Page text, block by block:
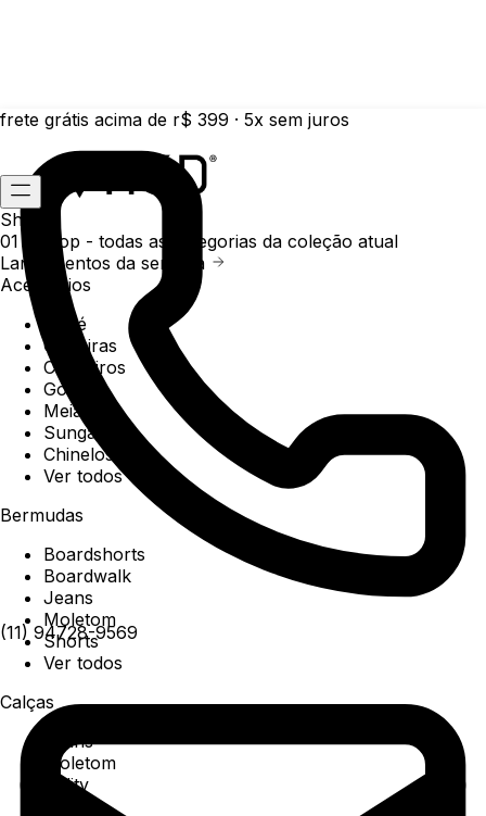
frete grátis acima de r$ 399 · 5x sem juros
(11) 94728-9569
Shop
01 /
Shop - todas as categorias da coleção atual
Lançamentos da semana
Acessórios
Boné
Carteiras
Chaveiros
Gorros
Meias
Sunga
Chinelos
Ver todos
Bermudas
Boardshorts
Boardwalk
Jeans
Moletom
Shorts
Ver todos
Calças
Jeans
Moletom
Utility